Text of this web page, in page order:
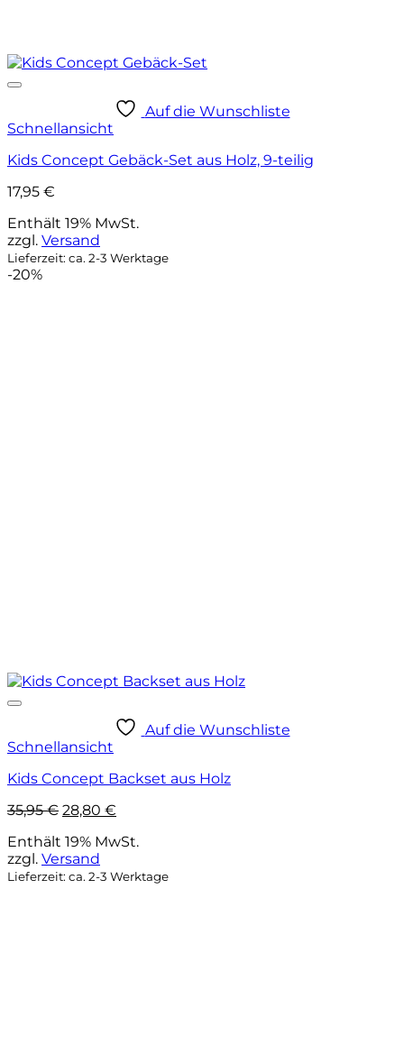
Auf die Wunschliste
Schnellansicht
Kids Concept Gebäck-Set aus Holz, 9-teilig
17,95 €
Enthält 19% MwSt.
zzgl. Versand
Lieferzeit: ca. 2-3 Werktage
-20%
Auf die Wunschliste
Schnellansicht
Kids Concept Backset aus Holz
35,95€ Ursprünglicher
war:
35,95 €
28,80 €
ist:
Enthält 19% MwSt.
zzgl. Versand
Lieferzeit: ca. 2-3 Werktage